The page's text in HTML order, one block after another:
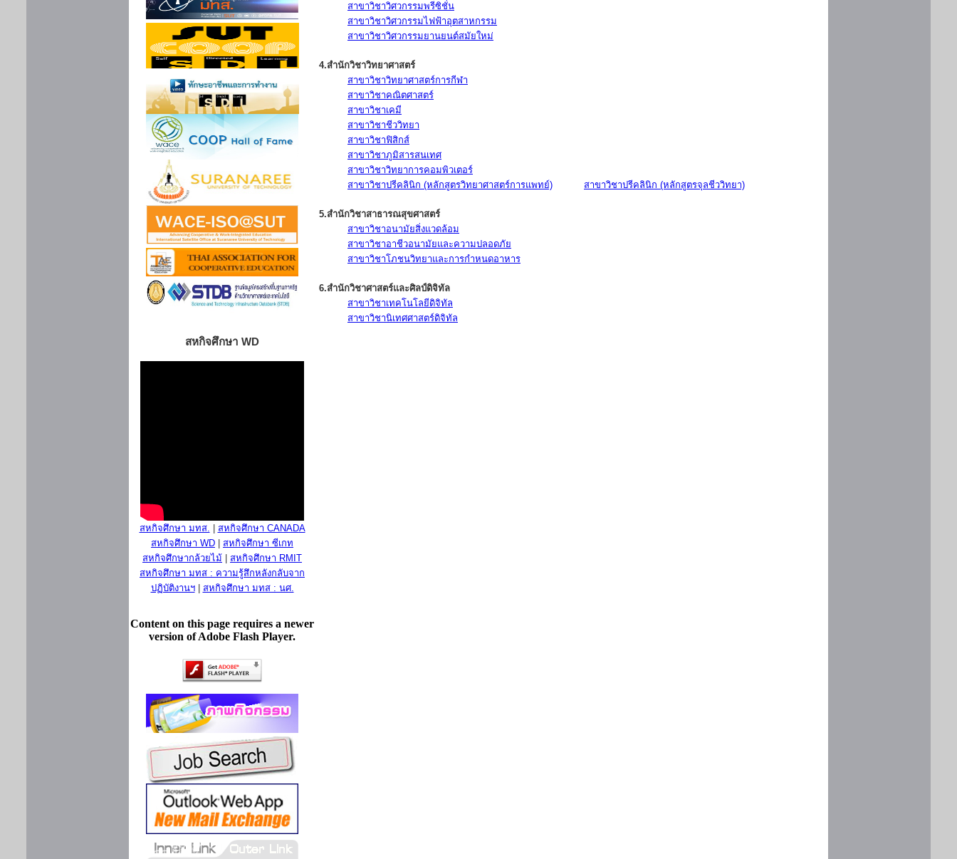
สหกิจศึกษา WD
สหกิจศึกษา มทส.
สหกิจศึกษา CANADA
สหกิจศึกษา WD
สหกิจศึกษา ซีเกท
สหกิจศึกษากล้วยไม้
สหกิจศึกษา RMIT
สหกิจศึกษา มทส : ความรู้สึกหลังกลับจาก
ปฏิบัติงานฯ| สหกิจศึกษา มทส : นศ.
Content on this page requires a newer
version of Adobe Flash Player.
สาขาวิชาวิศวกรรมพรีซิชั่น
สาขาวิชาวิศวกรรมไฟฟ้าอุตสาหกรรม
สาขาวิชาวิศวกรรมยานยนต์สมัยใหม่
4.สำนักวิชาวิทยาศาสตร์
สาขาวิชาวิทยาศาสตร์การกีฬา
สาขาวิชาคณิตศาสตร์
สาขาวิชาเคมี
สาขาวิชาชีววิทยา
สาขาวิชาฟิสิกส์
สาขาวิชาภูมิสารสนเทศ
สาขาวิชาวิทยาการคอมพิวเตอร์
สาขาวิชาปรีคลินิก (หลักสูตรวิทยาศาสตร์การแพทย์)
สาขาวิชาปรีคลินิก (หลักสูตรจุลชีววิทยา)
5.สำนักวิชาสาธารณสุขศาสตร์
สาขาวิชาอนามัยสิ่งแวดล้อม
สาขาวิชาอาชีวอนามัยและความปลอดภัย
สาขาวิชาโภชนวิทยาและการกำหนดอาหาร
6.สำนักวิชาศาสตร์และศิลป์ดิจิทัล
สาขาวิชาเทคโนโลยีดิจิทัล
สาขาวิชานิเทศศาสตร์ดิจิทัล